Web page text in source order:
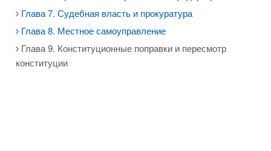
Глава 7. Судебная власть и прокуратура
Глава 8. Местное самоуправление
Глава 9. Конституционные поправки и пересмотр
конституции